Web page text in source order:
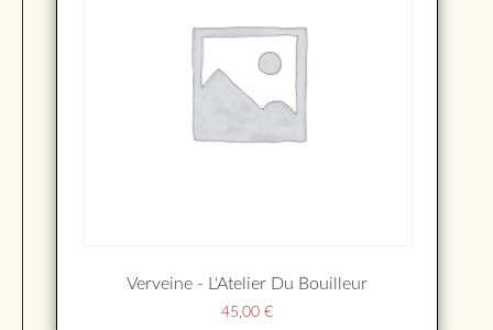
Verveine - L'Atelier Du Bouilleur
45,00 €